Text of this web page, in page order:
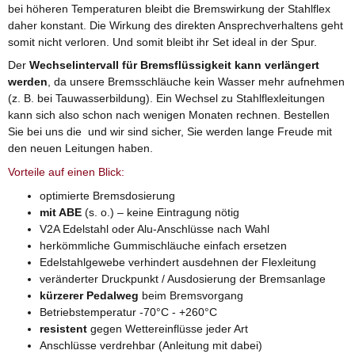
bei höheren Temperaturen bleibt die Bremswirkung der Stahlflex
daher konstant. Die Wirkung des direkten Ansprechverhaltens geht
somit nicht verloren. Und somit bleibt ihr Set ideal in der Spur.
Der Wechselintervall für Bremsflüssigkeit kann verlängert
werden, da unsere Bremsschläuche kein Wasser mehr aufnehmen
(z. B. bei Tauwasserbildung). Ein Wechsel zu Stahlflexleitungen
kann sich also schon nach wenigen Monaten rechnen. Bestellen
Sie bei uns die und wir sind sicher, Sie werden lange Freude mit
den neuen Leitungen haben.
Vorteile auf einen Blick:
optimierte Bremsdosierung
mit ABE (s. o.) – keine Eintragung nötig
V2A Edelstahl oder Alu-Anschlüsse nach Wahl
herkömmliche Gummischläuche einfach ersetzen
Edelstahlgewebe verhindert ausdehnen der Flexleitung
veränderter Druckpunkt / Ausdosierung der Bremsanlage
kürzerer Pedalweg beim Bremsvorgang
Betriebstemperatur -70°C - +260°C
resistent gegen Wettereinflüsse jeder Art
Anschlüsse verdrehbar (Anleitung mit dabei)